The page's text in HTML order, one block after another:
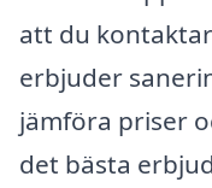
att du
erbjuder
jämföra priser
det bästa